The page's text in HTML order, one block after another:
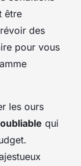
être
des
pour vous
les ours
qui